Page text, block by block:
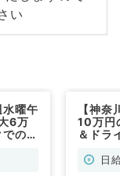
い
水曜午
6万
の募
【神
10万円
＆ドラ
（内日